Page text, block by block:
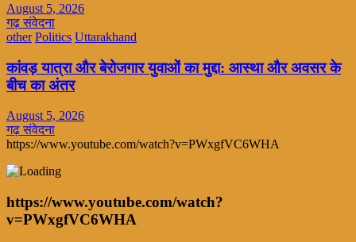
August 5, 2026
गढ़ संवेदना
other Politics Uttarakhand
कांवड़ यात्रा और बेरोजगार युवाओं का मुद्दा: आस्था और अवसर के
बीच का अंतर
August 5, 2026
गढ़ संवेदना
https://www.youtube.com/watch?v=PWxgfVC6WHA
https://www.youtube.com/watch?
v=PWxgfVC6WHA